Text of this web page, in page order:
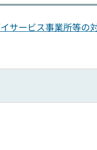
サービス事業所等の